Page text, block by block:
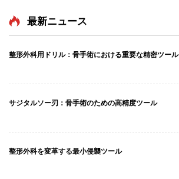
最新ニュース
整形外科用ドリル：骨手術における重要な精密ツール
サジタルソー刃：骨手術のための高精度ツール
整形外科を変革する最小侵襲ツール